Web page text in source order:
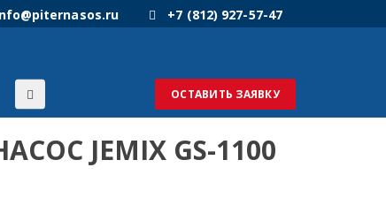
+7 (812) 927-57-47
ОСТАВИТЬ ЗАЯВКУ
JEMIX GS-1100